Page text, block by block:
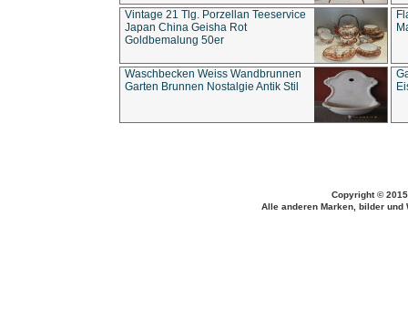
Vintage 21 Tlg. Porzellan Teeservice
Japan China Geisha Rot
Goldbemalung 50er
Waschbecken Weiss Wandbrunnen
Garten Brunnen Nostalgie Antik Stil
Copyright ©
Alle anderen Marken, bilder und